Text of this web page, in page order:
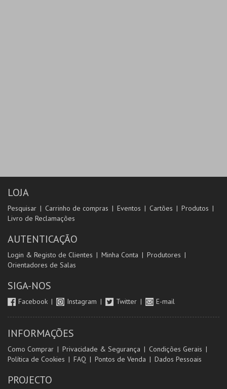
LOJA
Pesquisar Carrinho de compras Eventos Cartões
Produtos
Livro de Reclamações
AUTENTICAÇÃO
Login & Registo de Clientes Minha Conta
Produtores
Orientadores de Salas
SIGA-NOS
Facebook Instagram Twitter E-mail
INFORMAÇÕES
Como Comprar Privacidade & Segurança
Condições Gerais
Política de Cookies
FAQ Pontos de Venda Dados Pessoais
PROJECTO